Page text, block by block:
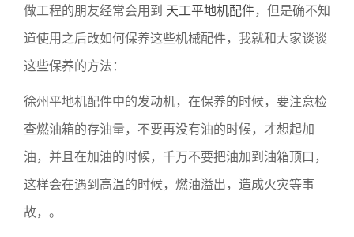
做工程的朋友经常会用到 天工平地机配件，但是确不知
道使用之后改如何保养这些机械配件，我就和大家谈谈
这些保养的方法：
徐州平地机配件中的发动机，在保养的时候，要注意检
查燃油箱的存油量，不要再没有油的时候，才想起加
油，并且在加油的时候，千万不要把油加到油箱顶口，
这样会在遇到高温的时候，燃油溢出，造成火灾等事
故，。